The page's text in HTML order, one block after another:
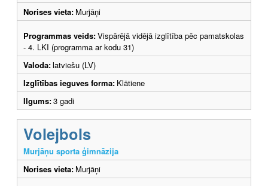
Norises vieta: Murjāņi
Programmas veids:Vispārējā vidējā izglītība pēc pamatskolas
- 4. LKI (programma ar kodu 31)
Valoda:latviešu (LV)
Izglītības ieguves forma: Klātiene
Ilgums:3 gadi
Volejbols
Murjāņu sporta ģimnāzija
Norises vieta: Murjāņi